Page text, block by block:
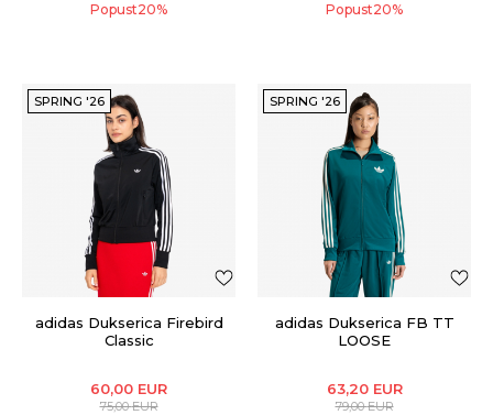
Popust20% Popust20%
SPRING '26
adidas Dukserica Firebird
Classic
60,00 EUR
75,00EUR
SPRING '26
adidas Dukserica FB TT
LOOSE
63,20 EUR
79,00EUR